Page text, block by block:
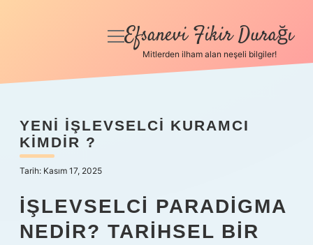
Anasayfa
Yasal Uyarı
Hakkımızda
menüyü
Efsanevi Fikir Durağı
Mitlerden ilham alan neşeli bilgiler!
YENI IŞLEVSELCI KURAMCI
KIMDIR ?
Tarih: Kasım 17, 2025
İŞLEVSELCI PARADIGMA
NEDIR? TARIHSEL BIR